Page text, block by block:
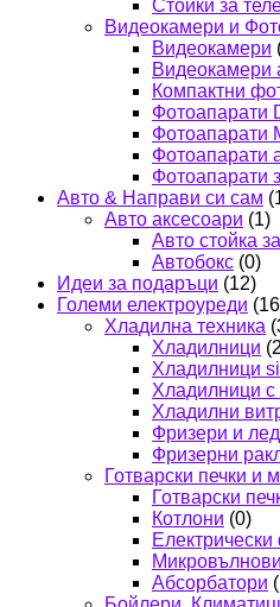
Стойки за
Видеокамери и
Видеокамери
Видеокамери
Компактни
Фотоапарати
Фотоапарати
Фотоапарати
Фотоапарати
Авто & Направи си сам
Авто аксесоари (1)
Авто стойка
Автобокс (0)
Идеи за подаръци (12)
Големи електроуреди
Хладилна техника
Хладилници
Хладилници
Хладилници
Хладилни
Фризери и
Фризерни
Готварски печки и
Готварски
Котлони (0)
Абсорбатори